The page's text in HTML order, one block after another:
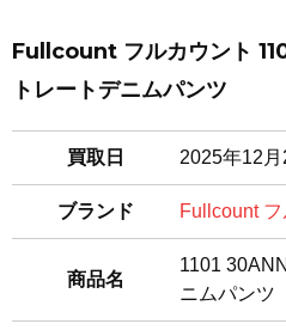
Fullcount フルカウント
トレートデニムパンツ
買取日 2025年12月
ブランド Fullcount フ
商品名
1101
ニムパンツ